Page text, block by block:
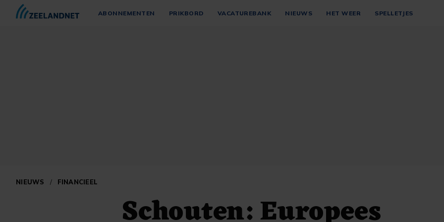
ABONNEMENTEN PRIKBORD VACATUREBANK NIEUWS HET WEER SPELLETJES
NIEUWS / FINANCIEEL